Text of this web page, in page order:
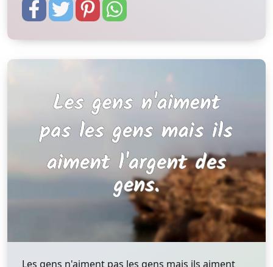
Les gens n'aiment pas les gens mais ils aiment